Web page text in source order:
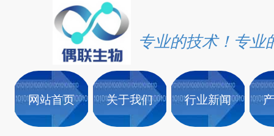
专业的技术！专业
网站首页 关于我们 行业新闻